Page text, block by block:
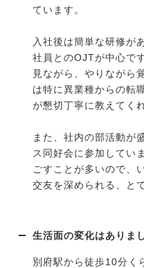
ています。
入社後は簡単な研修が
社員とのOJTが中心で
見ながら、やりながら
は特に異業種からの転
が懇切丁寧に教えてく
また、社内の部活動が
ス同好会に参加してい
ごすことが多いので、
交友を深められる、と
生活面の変化はありま
別府駅から徒歩10分く